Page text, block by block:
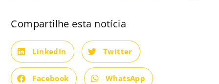
Compartilhe esta notícia
LinkedIn Twitter
Facebook WhatsApp